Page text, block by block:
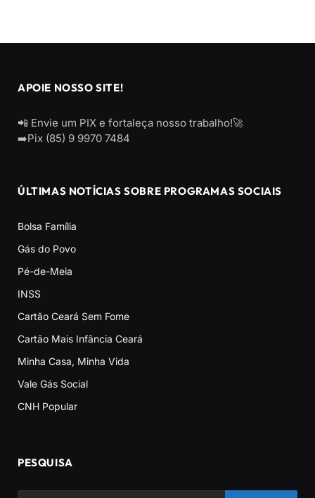
APOIE NOSSO SITE!
📲 Envie um PIX e fortaleça nosso trabalho!🚀
➡️Pix (85) 9 9970 7484
ÚLTIMAS NOTÍCIAS SOBRE PROGRAMAS SOCIAIS
Bolsa Família
Gás do Povo
Pé-de-Meia
INSS
Cartão Ceará Sem Fome
Cartão Mais Infância Ceará
Minha Casa, Minha Vida
Vale Gás Social
CNH Popular
PESQUISA